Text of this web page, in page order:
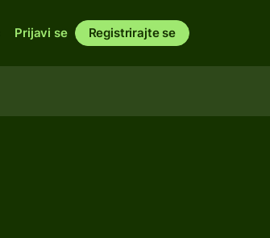
Prijavi se Registrirajte se